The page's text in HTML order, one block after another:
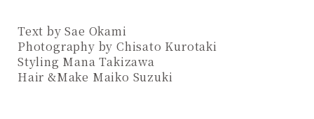
Text by Sae Okami
Photography by Chisato Kurotaki
Styling Mana Takizawa
Hair &Make Maiko Suzuki